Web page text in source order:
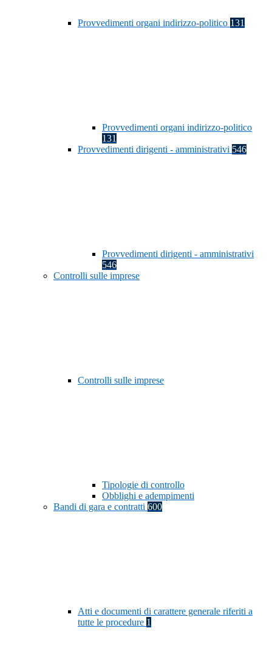
Provvedimenti organi indirizzo-politico 131
Provvedimenti organi indirizzo-politico
131
Provvedimenti dirigenti - amministrativi 546
Provvedimenti dirigenti - amministrativi
546
Controlli sulle imprese
Controlli sulle imprese
Tipologie di controllo
Obblighi e adempimenti
Bandi di gara e contratti 600
Atti e documenti di carattere generale riferiti a
tutte le procedure 1